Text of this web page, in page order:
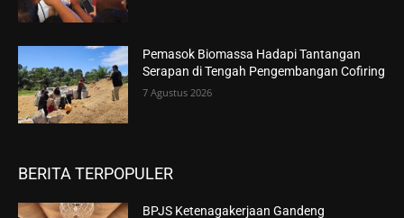
Pemasok Biomassa Hadapi Tantangan
Serapan di Tengah Pengembangan Cofiring
7 Agustus 2026
BERITA TERPOPULER
BPJS Ketenagakerjaan Gandeng